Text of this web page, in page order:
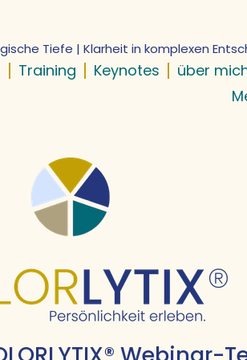
Tiefe | Klarheit in komplexen
Training Keynotes über